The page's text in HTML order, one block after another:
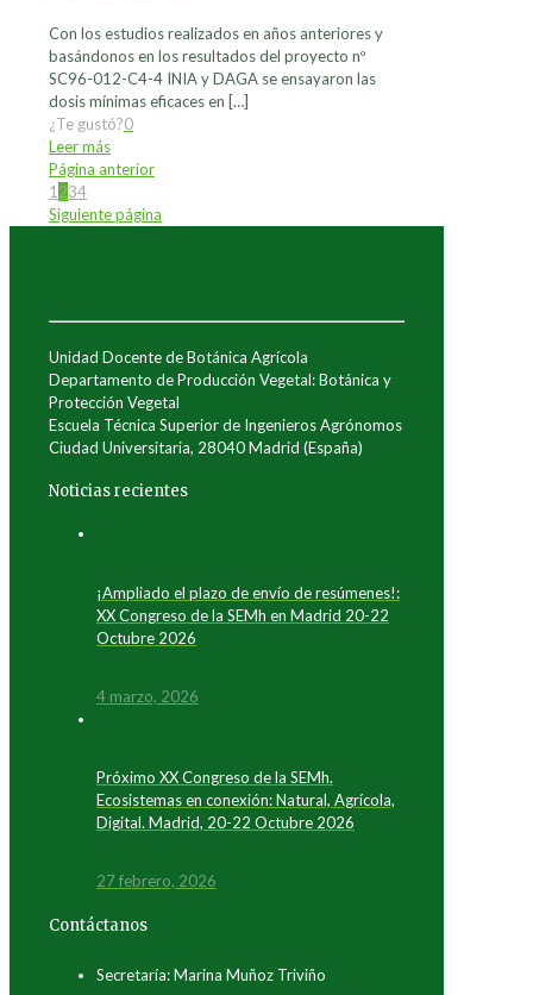
Con los estudios realizados en años anteriores y
basándonos en los resultados del proyecto nº
SC96-012-C4-4 INIA y DAGA se ensayaron las
dosis mínimas eficaces en […]
¿Te gustó?0
Leer más
Página anterior
1 234
Siguiente página
Unidad Docente de Botánica Agrícola
Departamento de Producción Vegetal: Botánica y
Protección Vegetal
Escuela Técnica Superior de Ingenieros Agrónomos
Ciudad Universitaria, 28040 Madrid (España)
Noticias recientes
¡Ampliado el plazo de envío de resúmenes!:
XX Congreso de la SEMh en Madrid 20-22
Octubre 2026
4 marzo, 2026
Próximo XX Congreso de la SEMh.
Ecosistemas en conexión: Natural, Agrícola,
Digital. Madrid, 20-22 Octubre 2026
27 febrero, 2026
Contáctanos
Secretaría: Marina Muñoz Triviño